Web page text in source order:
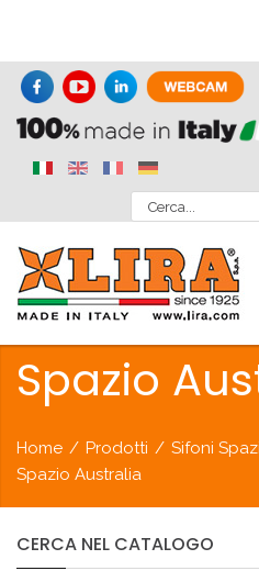
Spazio
Home / Prodotti / Sifoni
Spazio Australia
CERCA NEL CATALOGO